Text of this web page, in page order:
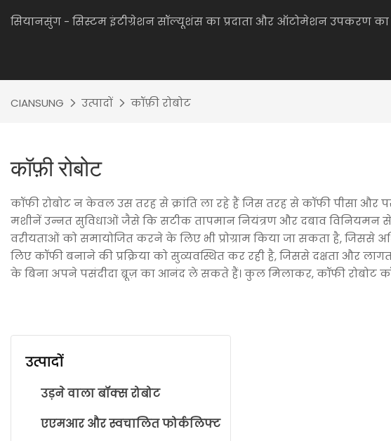
सियानसुंग - सिस्टम इंटीग्रेशन सॉल्यूशंस का प्रदाता और ऑटोमेशन उपकरण का
CIANSUNG उत्पादों कॉफ़ी रोबोट
कॉफ़ी रोबोट
कॉफी रोबोट न केवल उस तरह से क्रांति ला रहे हैं जिस तरह से कॉफी पीसा और
मशीनें उन्नत सुविधाओं जैसे कि सटीक तापमान नियंत्रण और दबाव विनियमन से
वरीयताओं को समायोजित करने के लिए भी प्रोग्राम किया जा सकता है, जिससे
लिए कॉफी बनाने की प्रक्रिया को सुव्यवस्थित कर रही है, जिससे दक्षता और
के बिना अपने पसंदीदा ब्रूज़ का आनंद ले सकते हैं। कुल मिलाकर, कॉफी
उत्पादों
उड़ने वाला बॉक्स रोबोट
एएमआर और स्वचालित फोर्कलिफ्ट